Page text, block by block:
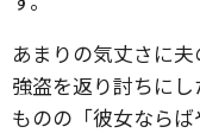
あまりの気丈さに
強盗を返り討ちに
ものの「彼女なら